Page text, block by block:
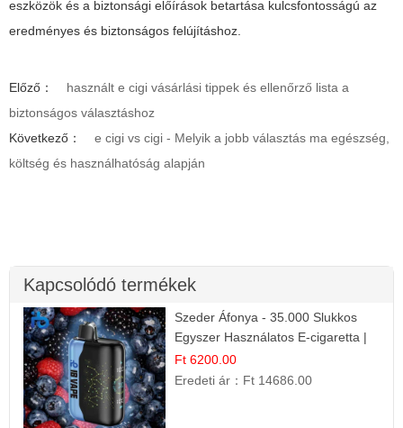
eszközök és a biztonsági előírások betartása kulcsfontosságú az
eredményes és biztonságos felújításhoz.
Előző：
használt e cigi vásárlási tippek és ellenőrző lista a
biztonságos választáshoz
Következő：
e cigi vs cigi - Melyik a jobb választás ma egészség,
költség és használhatóság alapján
Kapcsolódó termékek
Szeder Áfonya - 35.000 Slukkos
Egyszer Használatos E-cigaretta |
Prémium Ízélmény
Ft 6200.00
Eredeti ár： Ft 14686.00